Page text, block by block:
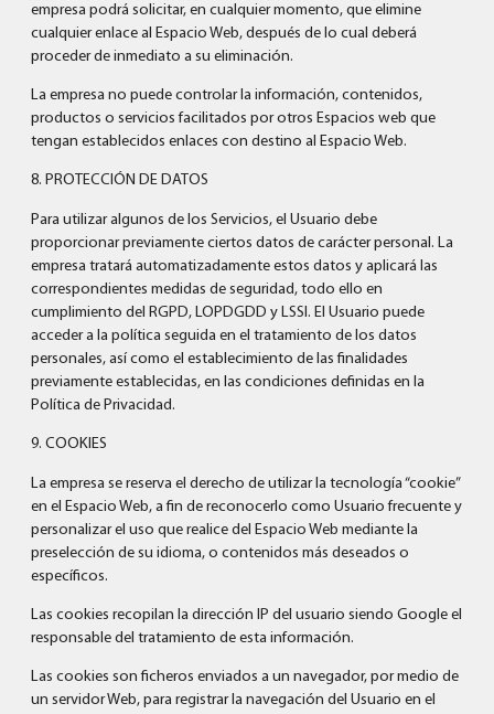
empresa podrá solicitar, en cualquier momento, que elimine
cualquier enlace al Espacio Web, después de lo cual deberá
proceder de inmediato a su eliminación.
La empresa no puede controlar la información, contenidos,
productos o servicios facilitados por otros Espacios web que
tengan establecidos enlaces con destino al Espacio Web.
8. PROTECCIÓN DE DATOS
Para utilizar algunos de los Servicios, el Usuario debe
proporcionar previamente ciertos datos de carácter personal. La
empresa tratará automatizadamente estos datos y aplicará las
correspondientes medidas de seguridad, todo ello en
cumplimiento del RGPD, LOPDGDD y LSSI. El Usuario puede
acceder a la política seguida en el tratamiento de los datos
personales, así como el establecimiento de las finalidades
previamente establecidas, en las condiciones definidas en la
Política de Privacidad.
9. COOKIES
La empresa se reserva el derecho de utilizar la tecnología “cookie”
en el Espacio Web, a fin de reconocerlo como Usuario frecuente y
personalizar el uso que realice del Espacio Web mediante la
preselección de su idioma, o contenidos más deseados o
específicos.
Las cookies recopilan la dirección IP del usuario siendo Google el
responsable del tratamiento de esta información.
Las cookies son ficheros enviados a un navegador, por medio de
un servidor Web, para registrar la navegación del Usuario en el